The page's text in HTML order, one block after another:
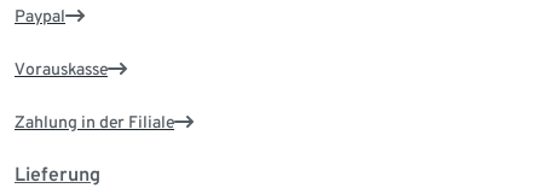
Paypal
Vorauskasse
Zahlung in der Filiale
Lieferung